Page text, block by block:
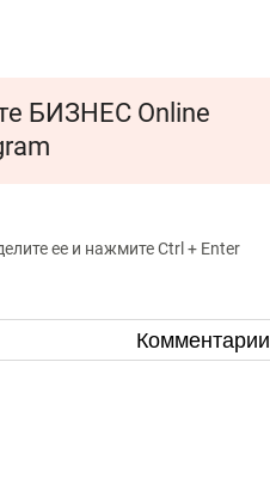
БИЗНЕС Online
ее и нажмите Ctrl + Enter
Комментарии